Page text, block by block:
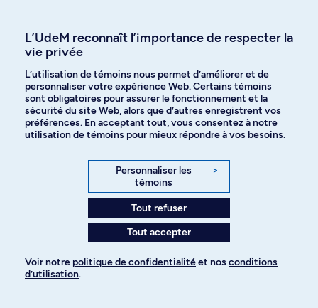
Besoin d’info sur
l’admission?
L’UdeM reconnaît l’importance de respecter la
vie privée
L’utilisation de témoins nous permet d’améliorer et de
personnaliser votre expérience Web. Certains témoins
sont obligatoires pour assurer le fonctionnement et la
sécurité du site Web, alors que d’autres enregistrent vos
préférences. En acceptant tout, vous consentez à notre
utilisation de témoins pour mieux répondre à vos besoins.
Personnaliser les
témoins
>
Tout refuser
Tout accepter
Voir notre politique de confidentialitéet nos conditions
d’utilisation.